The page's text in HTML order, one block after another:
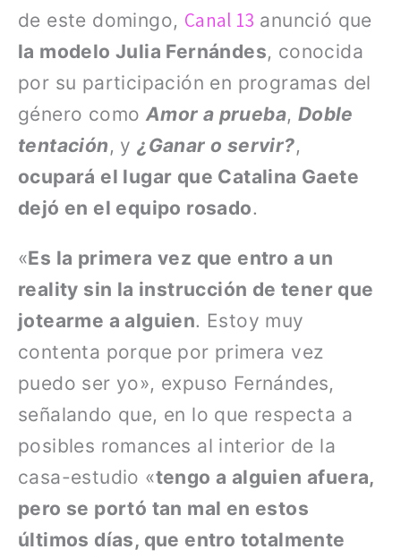
de este domingo, Canal 13 anunció que
la modelo Julia Fernándes, conocida
por su participación en programas del
género comoAmor a prueba, Doble
tentación, y¿Ganar o servir?,
ocupará el lugar que Catalina Gaete
dejó en el equipo rosado.
«Es la primera vez que entro a un
reality sin la instrucción de tener que
jotearme a alguien. Estoy muy
contenta porque por primera vez
puedo ser yo», expuso Fernándes,
señalando que, en lo que respecta a
posibles romances al interior de la
casa-estudio «tengo a alguien afuera,
pero se portó tan mal en estos
últimos días, que entro totalmente